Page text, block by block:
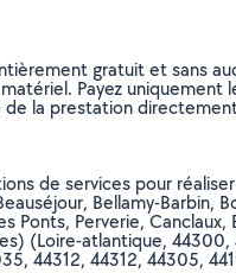
gratuit et sans
Payez uniquement
la prestation
de services pour
Bellamy-Barbin,
Ponts, Perverie,
(Loire-atlantique,
44312, 44312, 44305,